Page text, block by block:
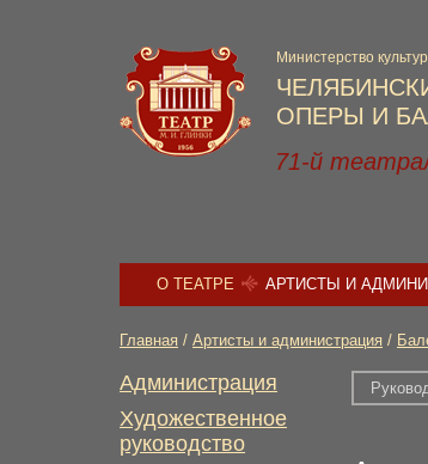
ОПЕРЫ И
Министерство
71-й
О ТЕАТРЕ АРТИСТЫ И
Главная / Артисты и администрация /
Администрация
Художественное
руководство